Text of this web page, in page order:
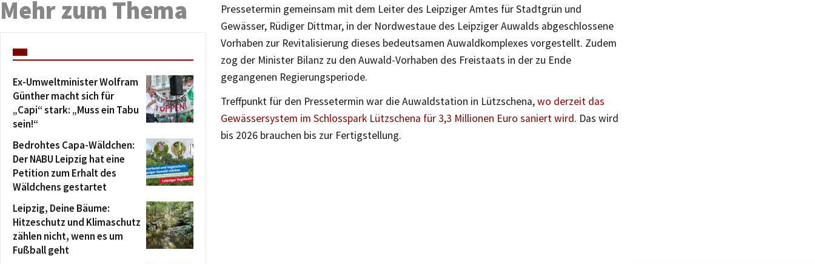
Pressetermin gemeinsam mit dem Leiter des Leipziger Amtes für Stadtgrün und
Gewässer, Rüdiger Dittmar, in der Nordwestaue des Leipziger Auwalds abgeschlossene
Vorhaben zur Revitalisierung dieses bedeutsamen Auwaldkomplexes vorgestellt. Zudem
zog der Minister Bilanz zu den Auwald-Vorhaben des Freistaats in der zu Ende
gegangenen Regierungsperiode.
Treffpunkt für den Pressetermin war die Auwaldstation in Lützschena,wo derzeit das
Gewässersystem im Schlosspark Lützschena für 3,3 Millionen Euro saniert wird. Das wird
bis 2026 brauchen bis zur Fertigstellung.
Mehr zum Thema
Ex-Umweltminister Wolfram
Günther macht sich für
„Capi“ stark: „Muss ein Tabu
sein!“
Bedrohtes Capa-Wäldchen:
Der NABU Leipzig hat eine
Petition zum Erhalt des
Wäldchens gestartet
Leipzig, Deine Bäume:
Hitzeschutz und Klimaschutz
zählen nicht, wenn es um
Fußball geht